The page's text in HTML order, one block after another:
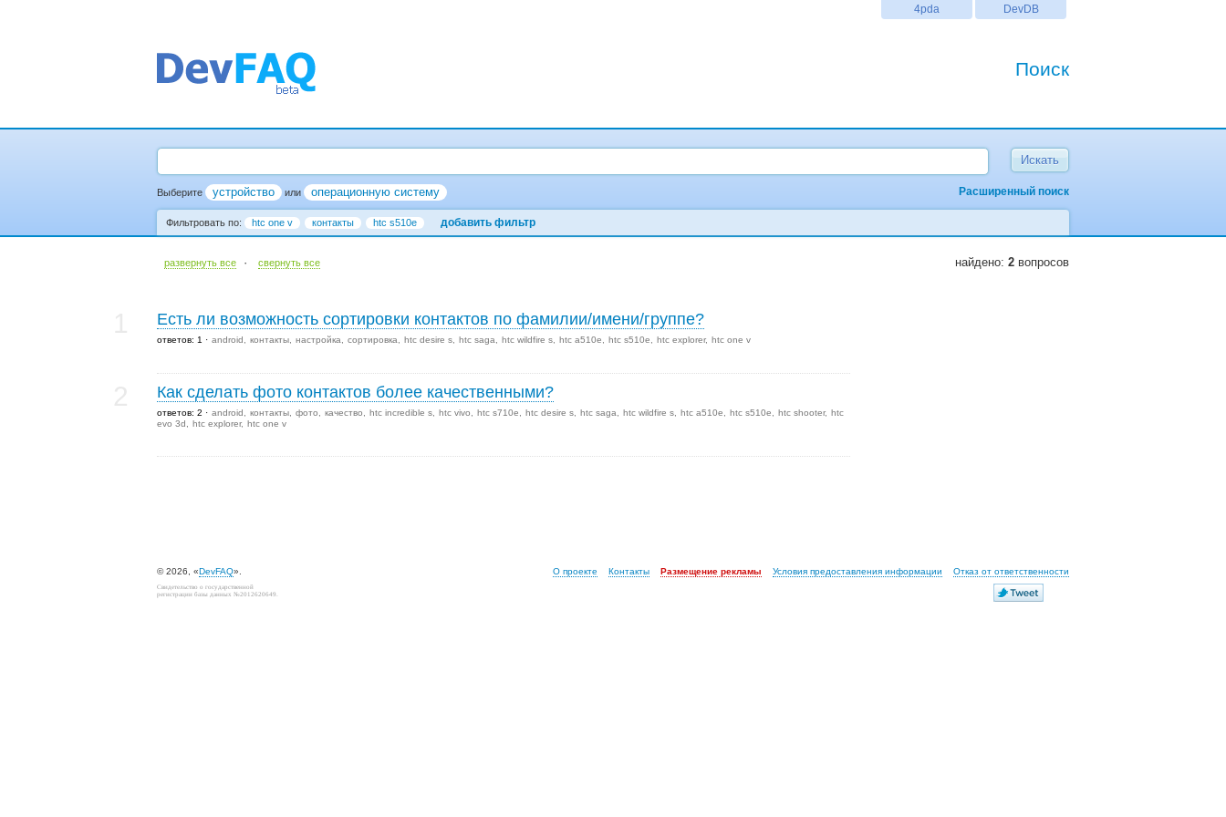
DevDB
4pda
Поиск
Выберите устройство Расширенный поиск
или операционную систему
Фильтровать по: htc one v контакты htc s510e добавить фильтр
развернуть все · cвернуть все найдено: 2 вопросов
Есть ли возможность сортировки контактов по фамилии/имени/группе?
ответов: 1 android контакты настройка сортировка htc desire s htc saga htc wildfire s htc a510e htc s510e htc explorer htc one v
Как сделать фото контактов более качественными?
ответов: 2 android контакты фото качество htc incredible s htc vivo htc s710e htc desire s htc saga htc wildfire s htc a510e htc s510e htc shooter
htc
evo 3d
htc explorer htc one v
© 2026, «DevFAQ». О проекте Контакты Размещение рекламы Условия предоставления информации Отказ от ответственности
Свидетельство о государственной
регистрации базы данных №2012620649.